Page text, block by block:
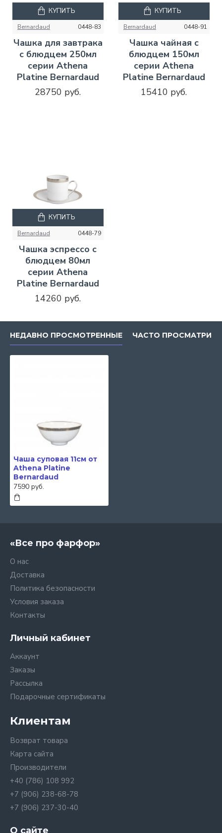
Bernardaud 0448-83
Чашка для завтрака
с блюдцем 250мл
серии Athena
Platine Bernardaud
28750 руб.
КУПИТЬ
Bernardaud 0448-91
Чашка чайная с
блюдцем 150мл
серии Athena
Platine Bernardaud
15410 руб.
КУПИТЬ
Bernardaud 0448-79
Чашка эспрессо с
блюдцем 80мл
серии Athena
Platine Bernardaud
14260 руб.
КУПИТЬ
НЕДАВНО ПРОСМОТРЕННЫЕ ЧАСТО
Чаша суповая 11см от
Athena Platine
Bernardaud
7590 руб.
«Все про фарфор»
О нас
Доставка
Политика безопасности
Условия заказа
Контакты
Личный кабинет
Аккаунт
Заказы
Рассылка
Подарочные сертификаты
Клиентам
Возврат товара
Карта сайта
Производители
+40 (786) 108 992
+7 (906) 238-68-78
+7 (906) 237-30-40
О сайте